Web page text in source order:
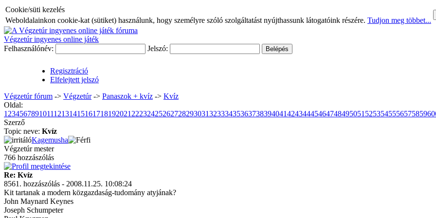
Cookie/süti kezelés
Weboldalainkon cookie-kat (sütiket) használunk, hogy személyre szóló szolgáltatást nyújthassunk látogatóink részére. Tudjon meg többet...
Végzetúr ingyenes online játék
Felhasználónév:
Jelszó:
Regisztráció
Elfelejtett jelszó
Végzetúr fórum -> Végzetúr-> Panaszok + kvíz -> Kvíz
Oldal:
1 23456789101112131415161718192021 222324252627282930313233343536373839404142434445464748495051 525354555657585960
Szerző
Topic neve: Kvíz
Kagemusha
Végzetúr mester
766 hozzászólás
Re: Kvíz
8561. hozzászólás - 2008.11.25. 10:08:24
Kit tartanak a modern közgazdaság-tudomány atyjának?
John Maynard Keynes
Joseph Schumpeter